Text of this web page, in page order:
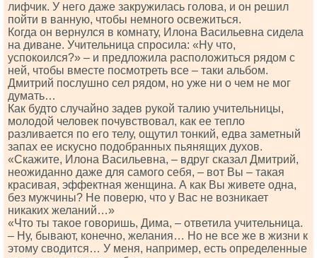
лифчик. У него даже закружилась голова, и он решил
пойти в ванную, чтобы немного освежиться.
Когда он вернулся в комнату, Илона Васильевна сидела
на диване. Учительница спросила: «Ну что,
успокоился?» – и предложила расположиться рядом с
ней, чтобы вместе посмотреть все – таки альбом.
Дмитрий послушно сел рядом, но уже ни о чем не мог
думать…
Как будто случайно задев рукой талию yчительницы,
молодой человек почувствовал, как ее тепло
разливается по его телу, ощутил тонкий, едва заметный
запах ее искусно подобранных пьянящих духов.
«Скажите, Илона Васильевна, – вдруг сказал Дмитрий,
неожиданно даже для самого себя, – вот Вы – такая
красивая, эффектная женщина. А как Вы живете одна,
без мужчины? Не поверю, что у Вас не возникает
никаких желаний…»
«Что ты такое говоришь, Дима, – ответила yчительница.
– Ну, бывают, конечно, желания… Но не все же в жизни к
этому сводится… У меня, например, есть определенные